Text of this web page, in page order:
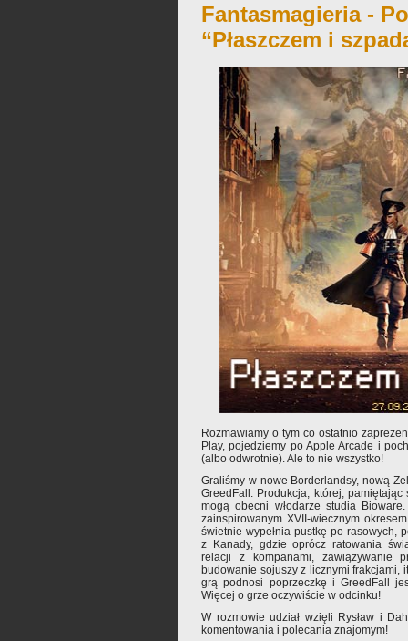
Fantasmagieria -
“Płaszczem i
Rozmawiamy o tym co ostatnio
Play, pojedziemy po Apple Arcade i
(albo odwrotnie). Ale to nie wszystko!
Graliśmy w nowe Borderlandsy, nową
GreedFall. Produkcja, której,
mogą obecni włodarze studia
zainspirowanym XVII-wiecznym
świetnie wypełnia pustkę po rasowych,
z Kanady, gdzie oprócz ratowania
relacji z kompanami, zawiązywanie
budowanie sojuszy z licznymi frakcjami,
grą podnosi poprzeczkę i GreedFall
Więcej o grze oczywiście w odcinku!
W rozmowie udział wzięli Rysław i
komentowania i polecania znajomym!